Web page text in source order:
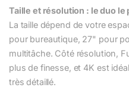
Taille et résolution : le duo le
La taille dépend de votre
pour bureautique, 27" pour
multitâche. Côté résolution,
plus de finesse, et 4K est
très détaillé.